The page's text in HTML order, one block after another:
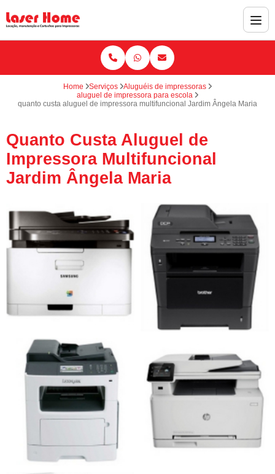
Home Serviços
Aluguéis de impressoras
aluguel de impressora para escola
quanto custa aluguel de impressora multifuncional Jardim Ângela Maria
Quanto Custa Aluguel de
Impressora Multifuncional
Jardim Ângela Maria